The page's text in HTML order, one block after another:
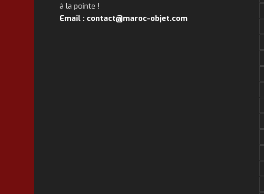
à la pointe !
Email : contact@maroc-objet.com